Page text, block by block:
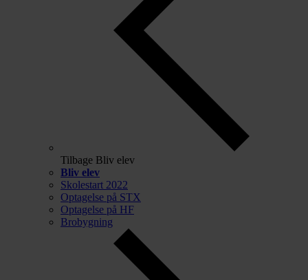
Tilbage Bliv elev
Bliv elev
Skolestart 2022
Optagelse på STX
Optagelse på HF
Brobygning